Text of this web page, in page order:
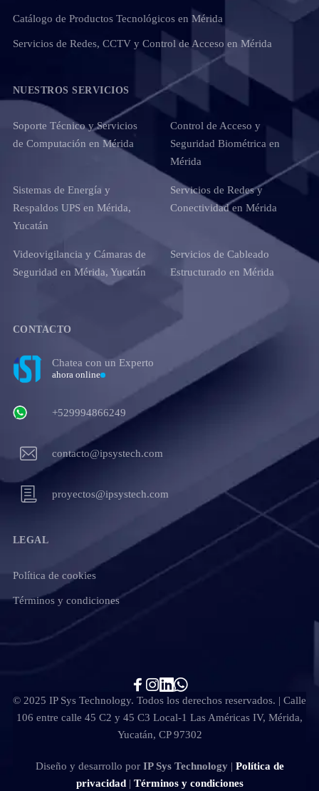
Catálogo de Productos Tecnológicos en Mérida
Servicios de Redes, CCTV y Control de Acceso en Mérida
NUESTROS SERVICIOS
Soporte Técnico y Servicios
de Computación en Mérida
Control de Acceso y
Seguridad Biométrica en
Mérida
Sistemas de Energía y
Respaldos UPS en Mérida,
Yucatán
Servicios de Redes y
Conectividad en Mérida
Videovigilancia y Cámaras de
Seguridad en Mérida, Yucatán
Servicios de Cableado
Estructurado en Mérida
CONTACTO
Chatea con un Experto
ahora online
+529994866249
contacto@ipsystech.com
proyectos@ipsystech.com
LEGAL
Política de cookies
Términos y condiciones
© 2025 IP Sys Technology. Todos los derechos reservados. | Calle
106 entre calle 45 C2 y 45 C3 Local-1 Las Américas IV, Mérida,
Yucatán, CP 97302
Diseño y desarrollo por IP Sys Technology| Política de
privacidad| Términos y condiciones